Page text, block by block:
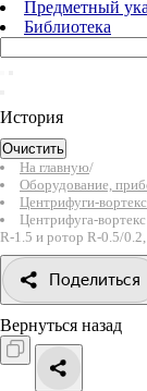
Предметный
Библиотека
История
Очистить
На главную/
Оборудование,
Центрифуги-
Центрифуга-
R-1.5 и ротор R-0.5/
Поделиться
Вернуться назад